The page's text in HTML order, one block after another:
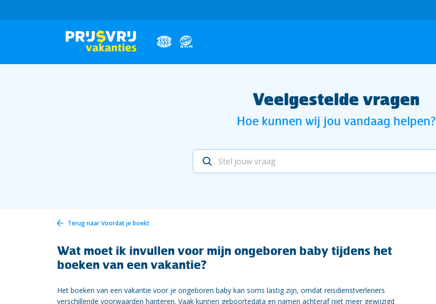
Veelgestelde vragen
Hoe kunnen wij jou vandaag helpen?
Terug naarVoordat je boekt
Wat moet ik invullen voor mijn ongeboren baby tijdens het
boeken van een vakantie?
Het boeken van een vakantie voor je ongeboren baby kan soms lastig zijn, omdat reisdienstverleners
verschillende voorwaarden hanteren. Vaak kunnen geboortedata en namen achteraf niet meer gewijzigd